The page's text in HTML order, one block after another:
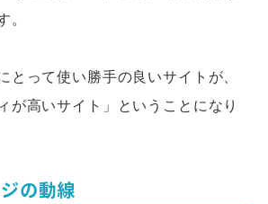
。
とって使い勝手の良いサイトが、
が高いサイト」ということになり
の動線